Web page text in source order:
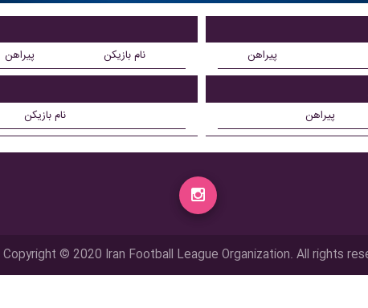
پیراهن
پیراهن
نام بازیکن پیراهن
نام بازیکن
Copyright © 2020 Iran Football League Organization. All rights